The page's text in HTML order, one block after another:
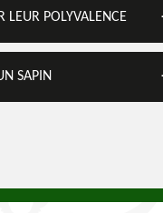
LEUR POLYVALENCE
SAPIN